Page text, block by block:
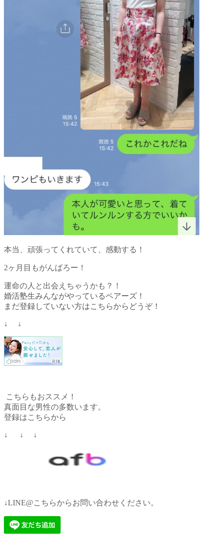
本当、頑張ってくれていて、感動する！
2ヶ月目もがんばろー！
運命の人と出会えちゃうかも？！
婚活塾生みんながやっているペアーズ！
まだ登録していない方はこちらからどうぞ！
↓ ↓
こちらもおススメ！
真面目な男性の多数います。
登録はこちらから
↓ ↓ ↓
↓LINE@こちらからお問い合わせください。